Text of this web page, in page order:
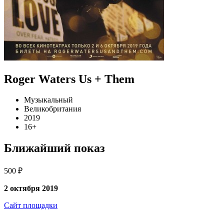
Roger Waters Us + Them
Музыкальный
Великобритания
2019
16+
Ближайший показ
500 ₽
2 октября 2019
Сайт площадки